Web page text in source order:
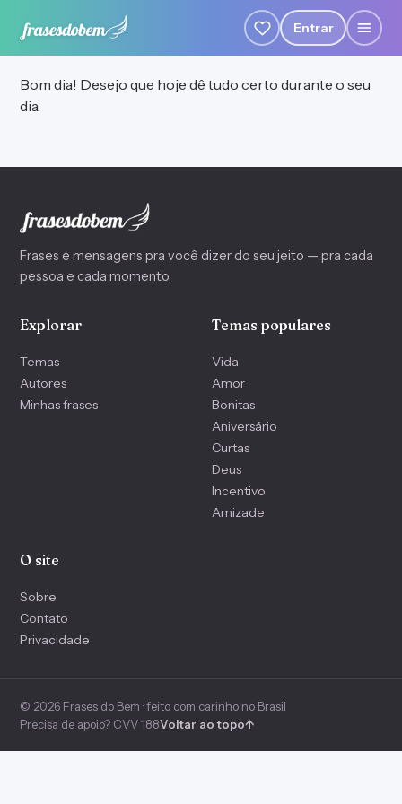
Entrar
Bom dia! Desejo que hoje dê tudo certo durante o seu
dia.
Frases e mensagens pra você dizer do seu jeito — pra cada
pessoa e cada momento.
Explorar
Temas
Autores
Minhas frases
Temas populares
Vida
Amor
Bonitas
Aniversário
Curtas
Deus
Incentivo
Amizade
O site
Sobre
Contato
Privacidade
© 2026 Frases do Bem · feito com carinho no Brasil
Precisa de apoio? CVV 188Voltar ao topo↑